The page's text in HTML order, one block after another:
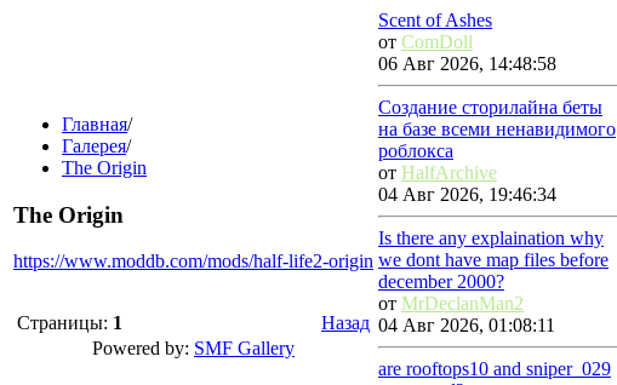
Главная/
Галерея/
The Origin
The Origin
https://www.moddb.com/mods/half-life2-origin
Страницы: 1
Назад
Powered by: SMF Gallery
Scent of Ashes
от ComDoll
06 Авг 2026, 14:48:58
Создание сторилайна беты
на базе всеми ненавидимого
роблокса
от HalfArchive
04 Авг 2026, 19:46:34
Is there any explaination why
we dont have map files before
december 2000?
от MrDeclanMan2
04 Авг 2026, 01:08:11
are rooftops10 and sniper_029